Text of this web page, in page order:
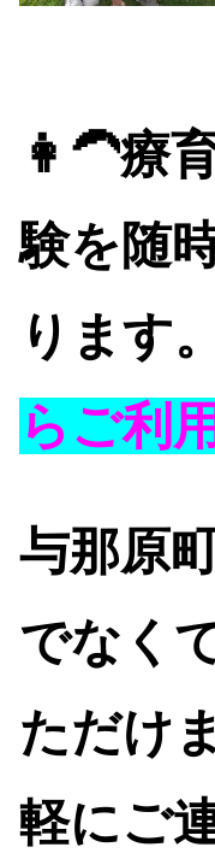
👩‍🦱療
験を随
ります
らご利
与那原
でなく
ただけ
軽にご